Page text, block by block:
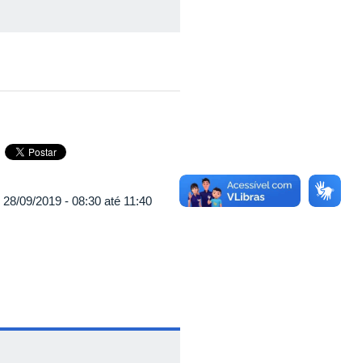
28/09/2019 -08:30 até 11:40